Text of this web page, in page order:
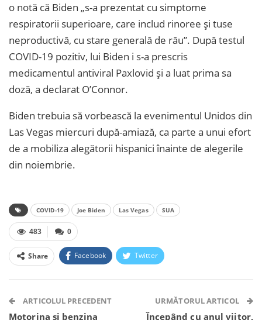
o notă că Biden „s-a prezentat cu simptome
respiratorii superioare, care includ rinoree și tuse
neproductivă, cu stare generală de rău”. După testul
COVID-19 pozitiv, lui Biden i s-a prescris
medicamentul antiviral Paxlovid și a luat prima sa
doză, a declarat O’Connor.
Biden trebuia să vorbească la evenimentul Unidos din
Las Vegas miercuri după-amiază, ca parte a unui efort
de a mobiliza alegătorii hispanici înainte de alegerile
din noiembrie.
COVID-19 Joe Biden Las Vegas SUA
0
483
Share Facebook Twitter
Telegram WhatsApp Viber
ARTICOLUL PRECEDENT
Motorina și benzina
URMĂTORUL ARTICOL
Începând cu anul viitor,